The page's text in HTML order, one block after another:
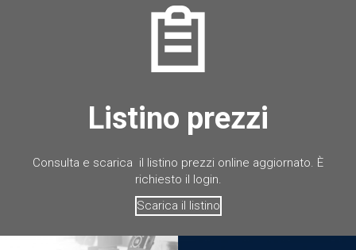
Listino prezzi
Consulta e scarica il listino prezzi online aggiornato. È
richiesto il login.
Scarica il listino